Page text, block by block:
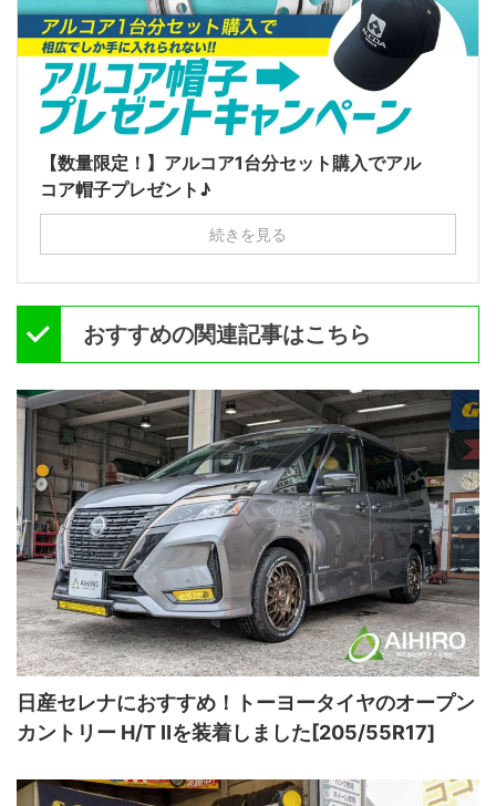
【数量限定！】アルコア1台分セット購入でアル
コア帽子プレゼント♪
続きを見る
おすすめの関連記事はこちら
日産セレナにおすすめ！トーヨータイヤのオープン
カントリー H/T Ⅱを装着しました[205/55R17]